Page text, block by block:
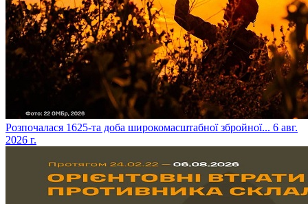
​Розпочалася 1625-та доба широкомасштабної збройної... 6 авг.
2026 г.